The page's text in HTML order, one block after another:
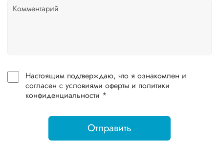
Настоящим подтверждаю, что я ознакомлен и
согласен с условиями оферты и политики
конфиденциальности *
Отправить